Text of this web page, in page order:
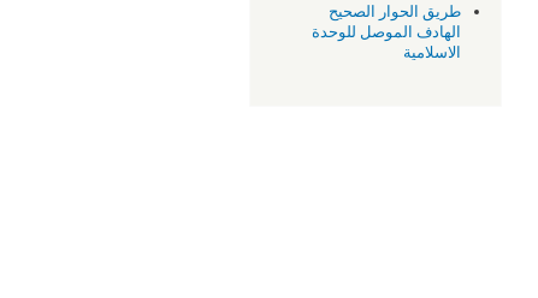
طريق الحوار الصحيح
الهادف الموصل للوحدة
الاسلامية